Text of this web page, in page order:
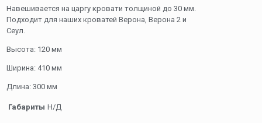
Навешивается на царгу кровати толщиной до 30 мм.
Подходит для наших кроватей Верона, Верона 2 и
Сеул.
Высота: 120 мм
Ширина: 410 мм
Длина: 300 мм
Габариты Н/Д